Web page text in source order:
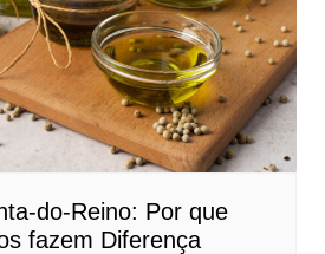
do-Reino: Por que
fazem Diferença